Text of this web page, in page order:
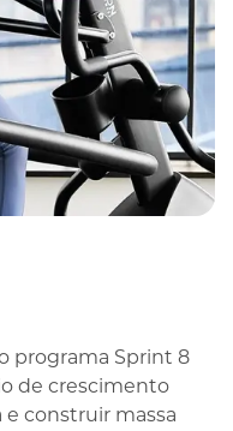
programa Sprint 8
de crescimento
construir massa